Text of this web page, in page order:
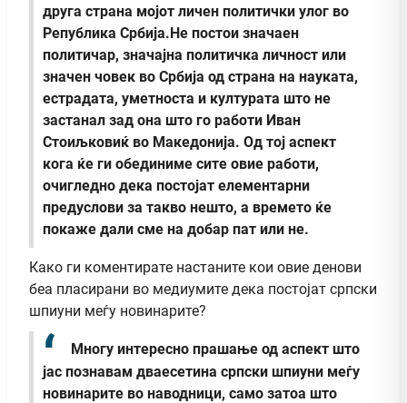
друга страна мојот личен политички улог во
Република Србија.Не постои значаен
политичар, значајна политичка личност или
значен човек во Србија од страна на науката,
естрадата, уметноста и културата што не
застанал зад она што го работи Иван
Стоиљковиќ во Македонија. Од тој аспект
кога ќе ги обединиме сите овие работи,
очигледно дека постојат елементарни
предуслови за такво нешто, а времето ќе
покаже дали сме на добар пат или не.
Како ги коментирате настаните кои овие денови
беа пласирани во медиумите дека постојат српски
шпиуни меѓу новинарите?
Многу интересно прашање од аспект што
јас познавам дваесетина српски шпиуни меѓу
новинарите во наводници, само затоа што